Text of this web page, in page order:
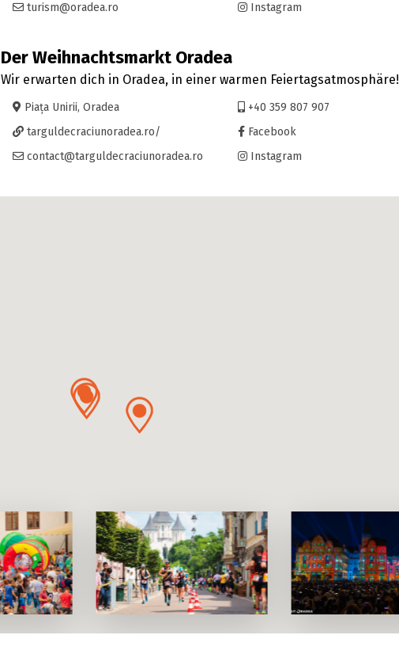
turism@oradea.ro
Instagram
Der Weihnachtsmarkt Oradea
Wir erwarten dich in Oradea, in einer warmen Feiertagsatmosphäre!
Piața Unirii, Oradea
+40 359 807 907
targuldecraciunoradea.ro/
Facebook
contact@targuldecraciunoradea.ro
Instagram